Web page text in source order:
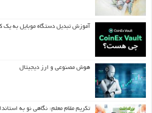
آموزش تبدیل دستگاه موبایل به
هوش مصنوعی و ارز دیجیتال
تکریم مقام معلم: نگاهی نو به